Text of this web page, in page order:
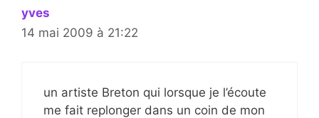
yves
14 mai 2009 à 21:22
un artiste Breton qui lorsque je l’écoute
me fait replonger dans un coin de mon